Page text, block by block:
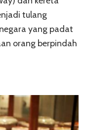
tulang
yang padat
orang berpindah